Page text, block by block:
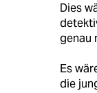
Dies
genau
Es
die